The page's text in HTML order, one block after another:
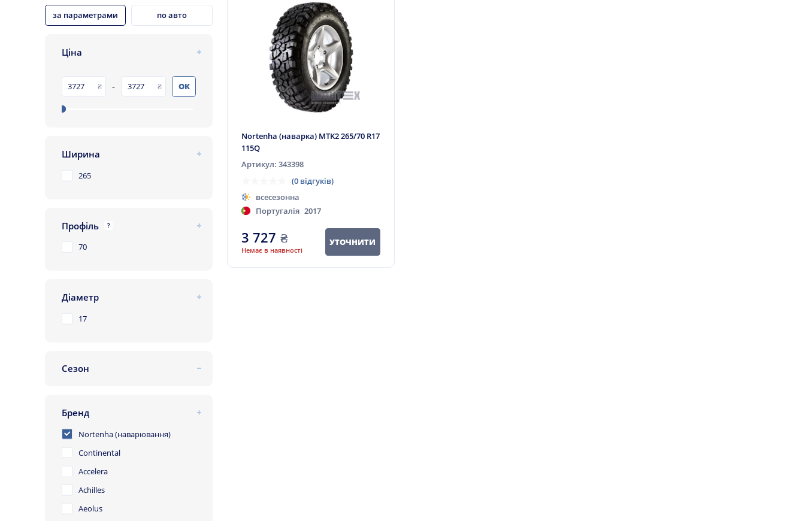
за параметрами по авто
Ціна
- ОК
Ширина
265
Профіль ?
70
Діаметр
17
Сезон
Бренд
Continental
Accelera
Achilles
Aeolus
Nortenha (наварювання)
Nortenha (наварка) MTK2 265/70 R17
115Q
Артикул: 343398
(0 відгуків)
всесезонна
Португалія 2017
3 727 ₴
Немає в наявності
УТОЧНИТИ